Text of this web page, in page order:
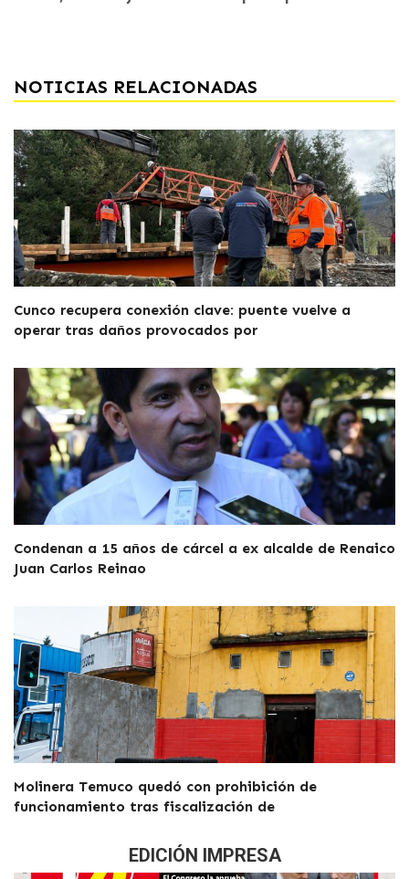
NOTICIAS RELACIONADAS
Cunco recupera conexión clave: puente vuelve a
operar tras daños provocados por
Condenan a 15 años de cárcel a ex alcalde de Renaico
Juan Carlos Reinao
Molinera Temuco quedó con prohibición de
funcionamiento tras fiscalización de
EDICIÓN IMPRESA